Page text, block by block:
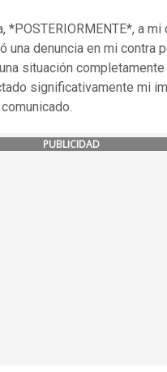
*POSTERIORMENTE*, a mi
una denuncia en mi contra
situación
significativamente mi
PUBLICIDAD